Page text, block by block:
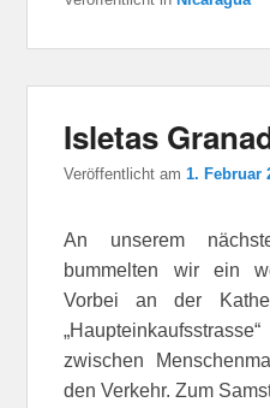
Isletas
Veröffentlicht am1. Februar
An unserem
bummelten wir ein
Vorbei an der
zwischen
den Verkehr. Zum